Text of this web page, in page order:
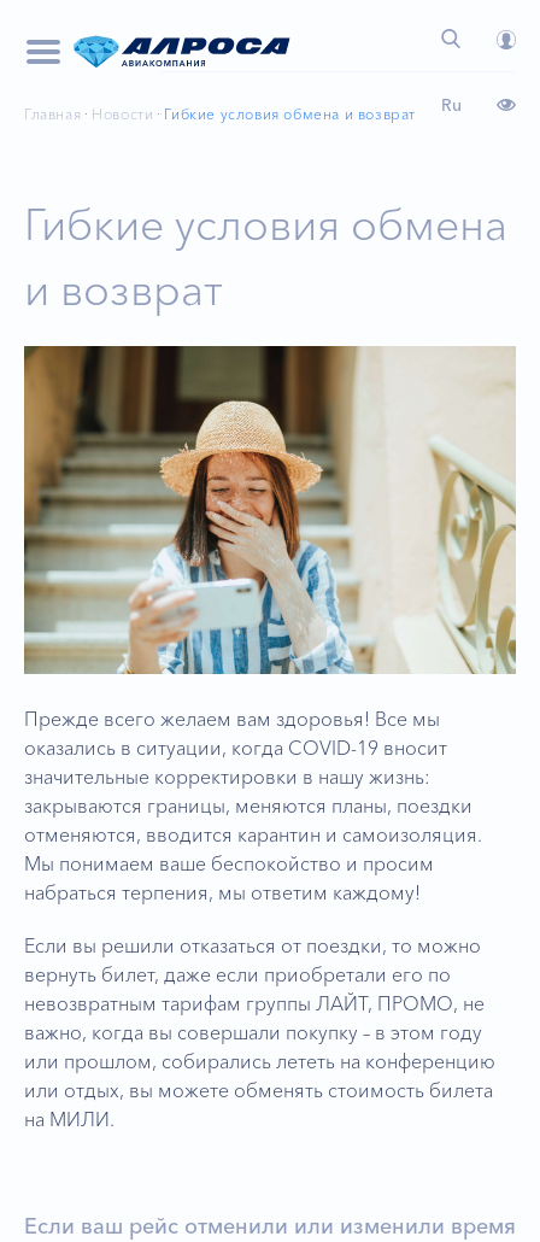
Ru
Главная Новости Гибкие условия обмена и возврат
Гибкие условия обмена
и возврат
Прежде всего желаем вам здоровья! Все мы
оказались в ситуации, когда COVID-19 вносит
значительные корректировки в нашу жизнь:
закрываются границы, меняются планы, поездки
отменяются, вводится карантин и самоизоляция.
Мы понимаем ваше беспокойство и просим
набраться терпения, мы ответим каждому!
Если вы решили отказаться от поездки, то можно
вернуть билет, даже если приобретали его по
невозвратным тарифам группы ЛАЙТ, ПРОМО, не
важно, когда вы совершали покупку – в этом году
или прошлом, собирались лететь на конференцию
или отдых, вы можете обменять стоимость билета
на МИЛИ.
Если ваш рейс отменили или изменили время